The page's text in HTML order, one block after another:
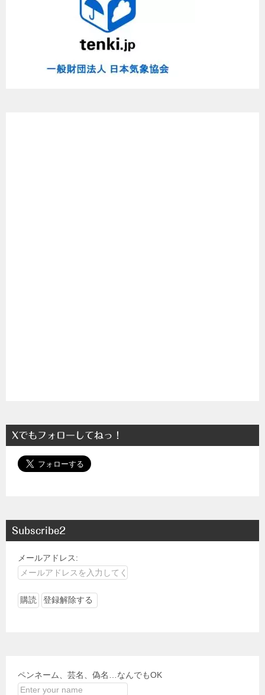
Xでもフォローしてねっ！
Subscribe2
メールアドレス:
ペンネーム、芸名、偽名…なんでもOK